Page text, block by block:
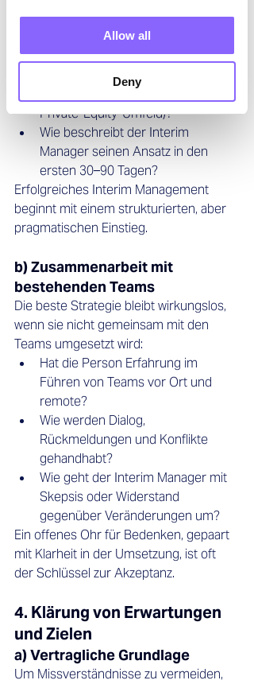
Allow all
Deny
Achten Sie darauf:
Welche Erfahrungen bestehen mit
unterschiedlichen
Unternehmenskulturen (z. B. KMU,
Private-Equity-Umfeld)?
Wie beschreibt der Interim
Manager seinen Ansatz in den
ersten 30–90 Tagen?
Erfolgreiches Interim Management
beginnt mit einem strukturierten, aber
pragmatischen Einstieg.
b) Zusammenarbeit mit
bestehenden Teams
Die beste Strategie bleibt wirkungslos,
wenn sie nicht gemeinsam mit den
Teams umgesetzt wird:
Hat die Person Erfahrung im
Führen von Teams vor Ort und
remote?
Wie werden Dialog,
Rückmeldungen und Konflikte
gehandhabt?
Wie geht der Interim Manager mit
Skepsis oder Widerstand
gegenüber Veränderungen um?
Ein offenes Ohr für Bedenken, gepaart
mit Klarheit in der Umsetzung, ist oft
der Schlüssel zur Akzeptanz.
4. Klärung von Erwartungen
und Zielen
a) Vertragliche Grundlage
Um Missverständnisse zu vermeiden,